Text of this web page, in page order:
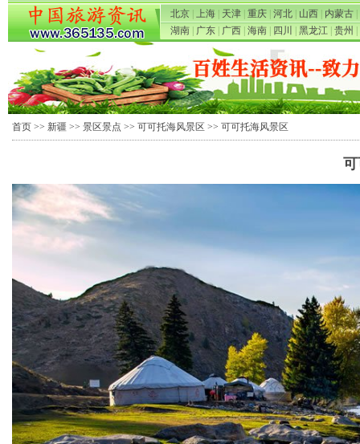
北京 上海 天津 重庆 河北 山西 内蒙古
湖南
广东 广西 海南 四川 黑龙江 贵州
首页 >> 新疆 >> 景区景点 >> 可可托海风景区 >> 可可托海风景区